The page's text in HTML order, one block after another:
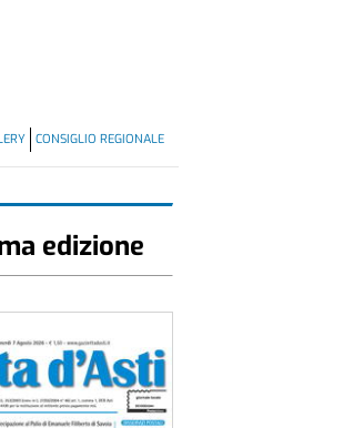
CONSIGLIO REGIONALE
edizione